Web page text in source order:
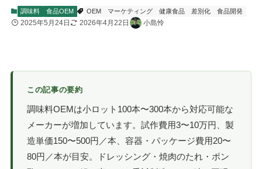
調味料 食品OEM OEM マーケティング 健康食品 差別化 食品開発
2025年5月24日 2026年4月22日 小島怜
この記事の要約
調味料OEMは小ロット100本〜300本から対応可能な
メーカーが増加しています。試作費用3〜10万円、製
造単価150〜500円／本、容器・パッケージ費用20〜
80円／本が目安。ドレッシング・焼肉のたれ・ポン